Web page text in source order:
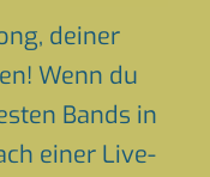
deiner
Wenn du
Bands in
einer Live-